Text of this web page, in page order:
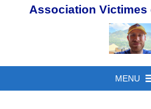
Association Victimes
MENU